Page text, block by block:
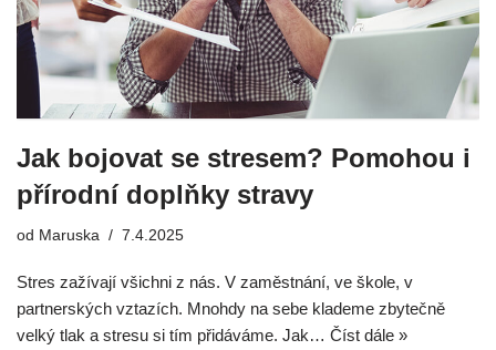
Jak bojovat se stresem? Pomohou i
přírodní doplňky stravy
od Maruska 7.4.2025
Stres zažívají všichni z nás. V zaměstnání, ve škole, v
partnerských vztazích. Mnohdy na sebe klademe zbytečně
velký tlak a stresu si tím přidáváme. Jak… Číst dále »